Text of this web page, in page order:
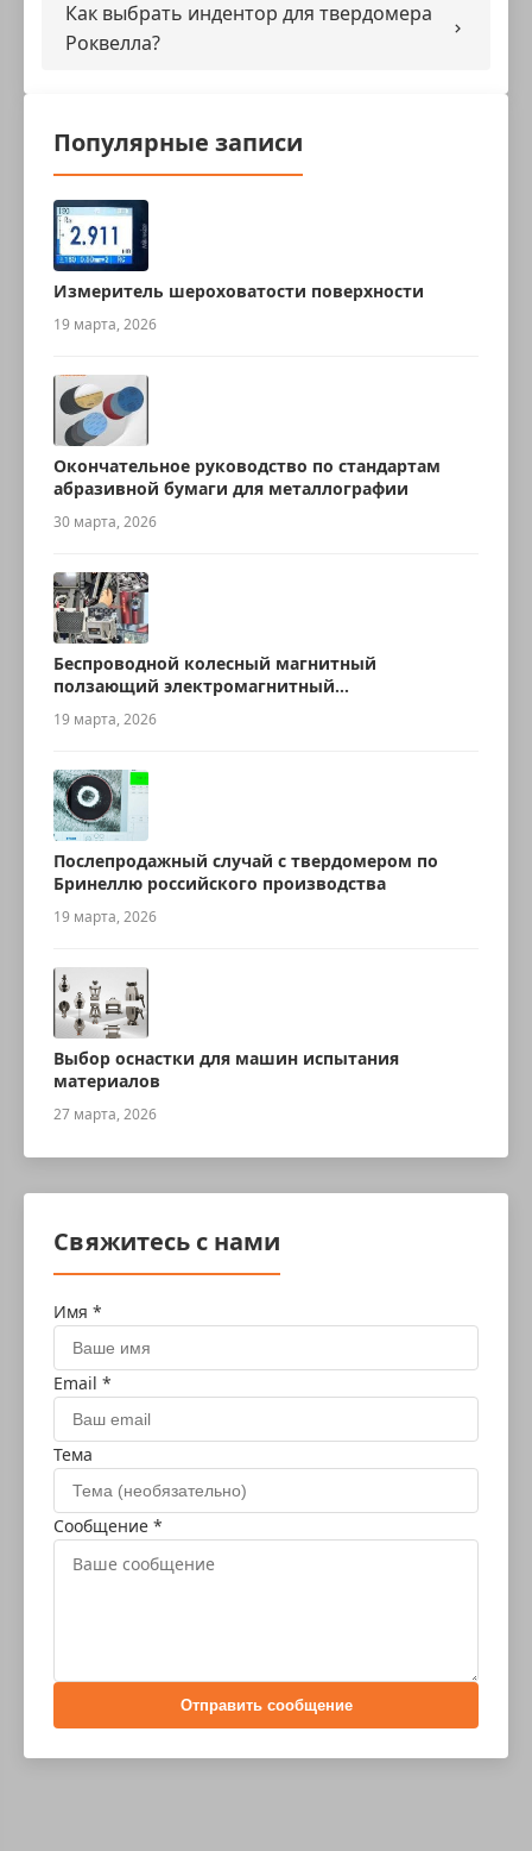
Как выбрать индентор для твердомера
Роквелла?
Популярные записи
Измеритель шероховатости поверхности
19 марта, 2026
Окончательное руководство по стандартам
абразивной бумаги для металлографии
30 марта, 2026
Беспроводной колесный магнитный
ползающий электромагнитный
ультразвуковой робот для измерения
толщины
19 марта, 2026
Послепродажный случай с твердомером по
Бринеллю российского производства
19 марта, 2026
Выбор оснастки для машин испытания
материалов
27 марта, 2026
Свяжитесь с нами
Имя *
Email *
Тема
Сообщение *
Отправить сообщение